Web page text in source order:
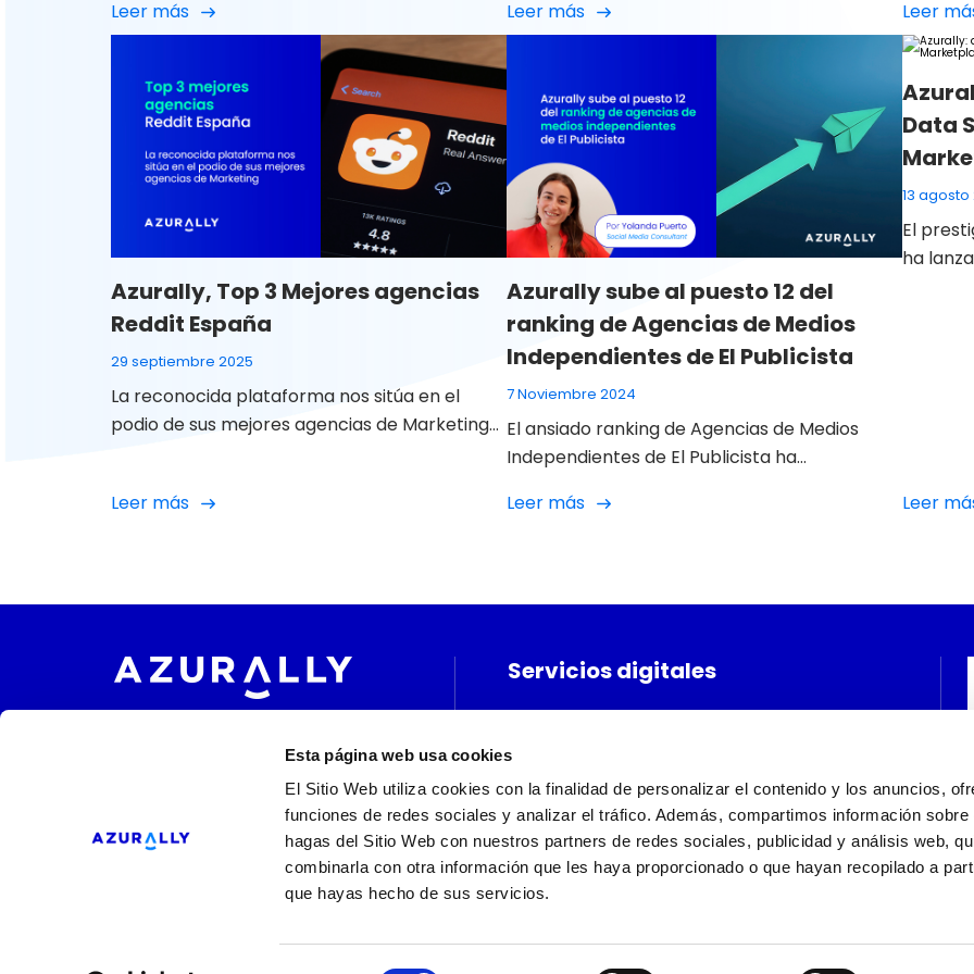
Esta página web usa cookies
El Sitio Web utiliza cookies con la finalidad de personalizar el contenido y los anuncios,
funciones de redes sociales y analizar el tráfico. Además, compartimos información sobre
hagas del Sitio Web con nuestros partners de redes sociales, publicidad y análisis web,
combinarla con otra información que les haya proporcionado o que hayan recopilado a
que hayas hecho de sus servicios.
que, con el tiempo, dejan de medirse en
proyectos o entregables y pasan a definirse
por algo mucho más relevante: la confianza
construida, la visión compartida y la
capacidad de evolucionar juntos. En Azurally
entendemos el concepto […]
Leer más
México, Azurally entiende que el
las marcas para construir una huella digital
coherente, estratégica […]
Leer más
México,
no
sino de
Leer
Azurally, Top 3 Mejores agencias
Reddit España
29 septiembre 2025
La reconocida plataforma nos sitúa en el
podio de sus mejores agencias de Marketing
un orgullo ser una de las Top agencias de
Leer más
Azurally sube al puesto 12 del
ranking de Agencias de Medios
Independientes de El Publicista
7 Noviembre 2024
El ansiado ranking de Agencias de Medios
Independientes de El Publicista ha
aumentado dos puestos con respecto al año
durante mucho tiempo: diferenciación,
Este ranking nos da confianza para seguir
trabajando en estos […]
Leer más
Data
13 agosto
El
ha
Leer
Servicios digitales
Inteligencia Artificial
Desarrollo
Huella Digital Generativa
Contacto
© 2026 Azurally Aviso legal Política de privacidad Política de cookies